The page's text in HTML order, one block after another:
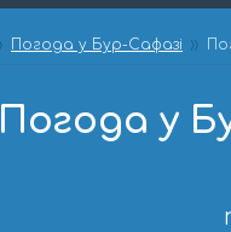
Погода у Бур-Сафазі
Погода у